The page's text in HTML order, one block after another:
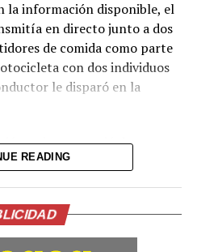
la información disponible, el
en directo junto a dos
de comida como parte
con dos individuos
le disparó en la
se interrumpió de
el video fue retirado de la
difundido imágenes del
READING